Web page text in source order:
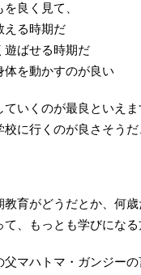
良く見て、
える時期だ
遊ばせる時期だ
体を動かすのが良い
いくのが最良といえま
校に行くのが良さそう
教育がどうだとか、何
て、もっとも学びにな
父マハトマ・ガンジーの